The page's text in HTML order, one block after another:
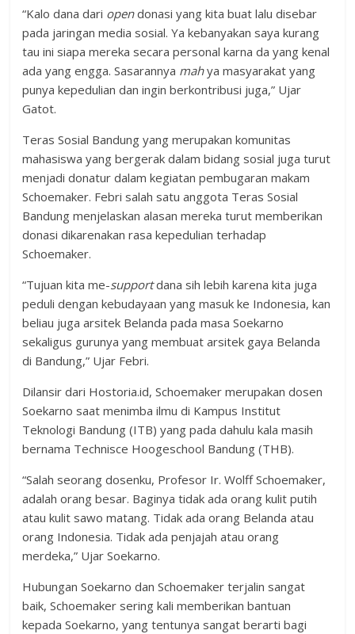
“Kalo dana dari opendonasi yang kita buat lalu disebar
pada jaringan media sosial. Ya kebanyakan saya kurang
tau ini siapa mereka secara personal karna da yang kenal
ada yang engga. Sasarannya mahya masyarakat yang
punya kepedulian dan ingin berkontribusi juga,” Ujar
Gatot.
Teras Sosial Bandung yang merupakan komunitas
mahasiswa yang bergerak dalam bidang sosial juga turut
menjadi donatur dalam kegiatan pembugaran makam
Schoemaker. Febri salah satu anggota Teras Sosial
Bandung menjelaskan alasan mereka turut memberikan
donasi dikarenakan rasa kepedulian terhadap
Schoemaker.
“Tujuan kita me-supportdana sih lebih karena kita juga
peduli dengan kebudayaan yang masuk ke Indonesia, kan
beliau juga arsitek Belanda pada masa Soekarno
sekaligus gurunya yang membuat arsitek gaya Belanda
di Bandung,” Ujar Febri.
Dilansir dari Hostoria.id, Schoemaker merupakan dosen
Soekarno saat menimba ilmu di Kampus Institut
Teknologi Bandung (ITB) yang pada dahulu kala masih
bernama Technisce Hoogeschool Bandung (THB).
“Salah seorang dosenku, Profesor Ir. Wolff Schoemaker,
adalah orang besar. Baginya tidak ada orang kulit putih
atau kulit sawo matang. Tidak ada orang Belanda atau
orang Indonesia. Tidak ada penjajah atau orang
merdeka,” Ujar Soekarno.
Hubungan Soekarno dan Schoemaker terjalin sangat
baik, Schoemaker sering kali memberikan bantuan
kepada Soekarno, yang tentunya sangat berarti bagi